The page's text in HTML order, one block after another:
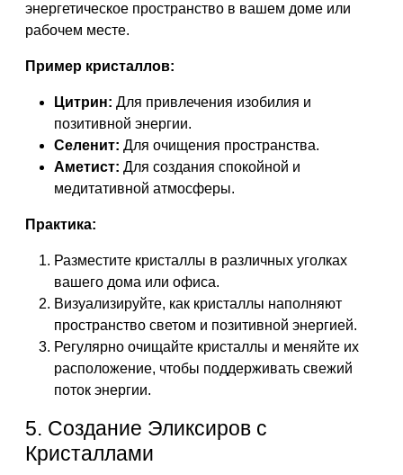
энергетическое пространство в вашем доме или
рабочем месте.
Пример кристаллов:
Цитрин: Для привлечения изобилия и
позитивной энергии.
Селенит: Для очищения пространства.
Аметист: Для создания спокойной и
медитативной атмосферы.
Практика:
Разместите кристаллы в различных уголках
вашего дома или офиса.
Визуализируйте, как кристаллы наполняют
пространство светом и позитивной энергией.
Регулярно очищайте кристаллы и меняйте их
расположение, чтобы поддерживать свежий
поток энергии.
5. Создание Эликсиров с
Кристаллами